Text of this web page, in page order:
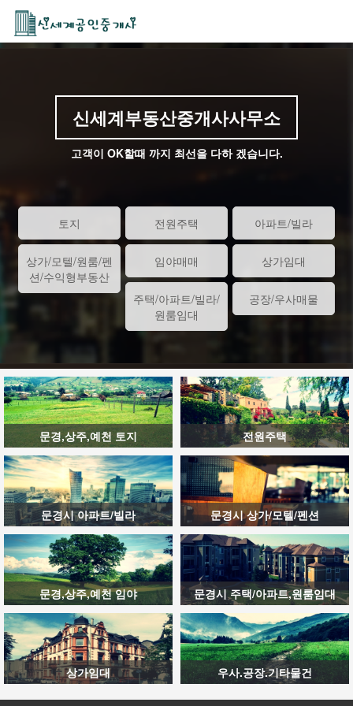
신세계부동산중개사사무소
고객이 OK할때 까지 최선을 다하 겠습니다.
토지 전원주택 아파트/빌라
상가/모텔/원룸/펜
션/수익형부동산
임야매매 상가임대
주택/아파트/빌라/
원룸임대
공장/우사매물
문경,상주,예천 토지 전원주택
문경시 아파트/빌라 문경시 상가/모텔/펜션
문경,상주,예천 임야 문경시 주택/아파트,원룸임대
상가임대 우사.공장.기타물건